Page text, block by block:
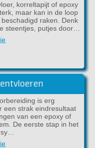
korreltapijt of epoxy
maar kan in de loop
raken. Denk
steentjes, putjes door…
is erg
een strak eindresultaat
van een epoxy of
De eerste stap in het